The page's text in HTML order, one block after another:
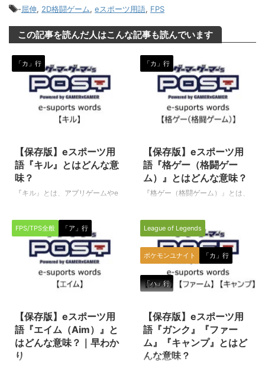
-屈伸, 2D格闘ゲーム, eスポーツ用語, FPS
この記事を読んだ人はこんな記事も読んでいます
「カ」行
【保存版】eスポーツ用
語『キル』とはどんな意
味？
『キル』とは、アプリゲームやe
す。（下に続く） キル 対戦ゲー
ムやeスポーツ種目（ゲームタイ
トル）で敵を倒すことを、英語の
Kill（殺す、倒す）を語源とし
て、eスポーツ選手（プレイヤ
ー）やゲーマーの間で使われてい
特にFPSやTPSにおいて使われる
ことが多いようです。 様々な種
目（タイトル）やゲームで使用さ
れるワードなので、色々な使われ
方がされますが、例えば… ソロキ
「カ」行
【保存版】eスポーツ用
語『格ゲー（格闘ゲー
ム）』とはどんな意味？
『格ゲー（格闘ゲーム）』とは、
語として使われています。（下に
続く） 格ゲー（格闘ゲーム） 格
闘技もしくはそれに準ずるものを
テーマとした対戦型格闘ゲームの
総称です。 原則として対戦は1対
1で行われるゲームの事を指しま
日本のゲームシーンにとって欠か
せない存在と言えるほど熱狂的な
ファンを有するゲームのメインカ
テゴリーの一つですね！ ただ、
比較的古くからのゲームプレイヤ
FPS/TPS全般 「ア」行
【保存版】eスポーツ用
語『エイム（Aim）』と
はどんな意味？｜早わか
り
League of Legends
ポケモンユナイト 「カ」行
「ハ」行
【保存版】eスポーツ用
語『ガンク』『ファー
ム』『キャンプ』とはど
んな意味？